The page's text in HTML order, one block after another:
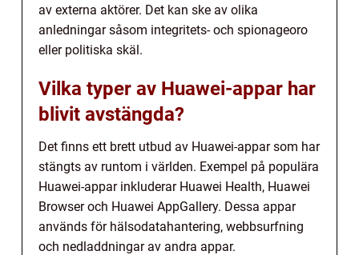
av externa aktörer. Det kan ske av olika
anledningar såsom integritets- och spionageoro
eller politiska skäl.
Vilka typer av Huawei-appar har
blivit avstängda?
Det finns ett brett utbud av Huawei-appar som har
stängts av runtom i världen. Exempel på populära
Huawei-appar inkluderar Huawei Health, Huawei
Browser och Huawei AppGallery. Dessa appar
används för hälsodatahantering, webbsurfning
och nedladdningar av andra appar.